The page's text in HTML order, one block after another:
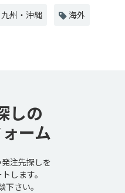
九州・沖縄 海外
しの
ーム
注先探しを
します。
下さい。